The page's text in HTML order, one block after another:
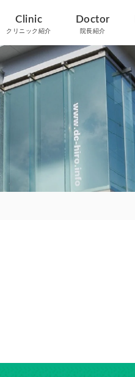
Clinic
クリニック紹介
Doctor
院長紹介